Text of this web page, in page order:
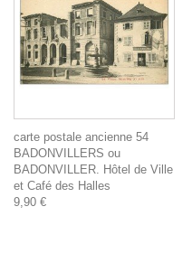
carte postale ancienne 54
BADONVILLERS ou
BADONVILLER. Hôtel de Ville
et Café des Halles
9,90 €